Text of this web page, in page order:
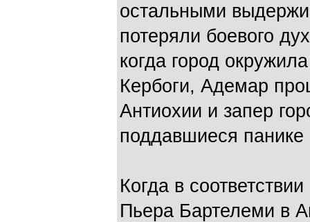
остальными
потеряли боевого
когда город
Кербоги, Адемар
Антиохии и запер
поддавшиеся панике
Когда в
Пьера Бартелеми в